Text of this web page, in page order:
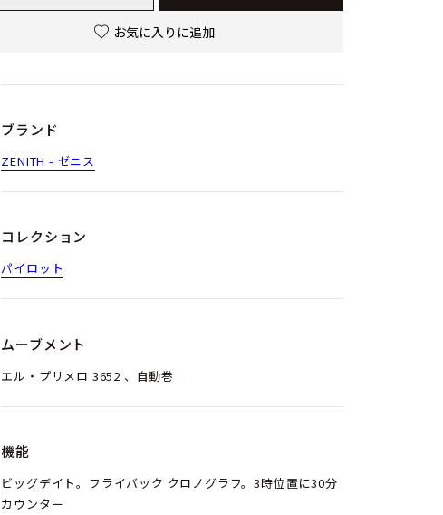
お気に入りに追加
ブランド
ZENITH - ゼニス
コレクション
パイロット
ムーブメント
エル・プリメロ 3652 、自動巻
機能
ビッグデイト。フライバック クロノグラフ。3時位置に30分
カウンター